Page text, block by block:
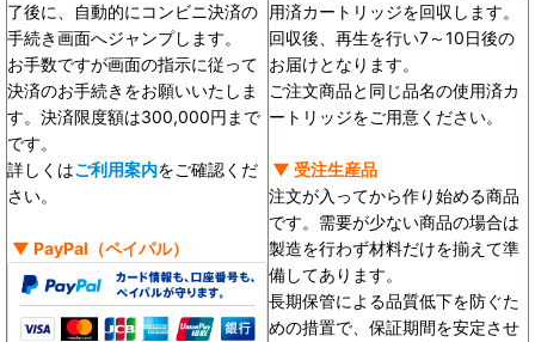
了後に、自動的にコンビニ決済の
手続き画面へジャンプします。
お手数ですが画面の指示に従って
決済のお手続きをお願いいたしま
す。決済限度額は300,000円まで
です。
詳しくはご利用案内をご確認くだ
さい。
▼ PayPal （ペイパル）
用済カートリッジを回収します。
回収後、再生を行い7～10日後の
お届けとなります。
ご注文商品と同じ品名の使用済カ
ートリッジをご用意ください。
▼ 受注生産品
注文が入ってから作り始める商品
です。需要が少ない商品の場合は
製造を行わず材料だけを揃えて準
備してあります。
長期保管による品質低下を防ぐた
めの措置で、保証期間を安定させ